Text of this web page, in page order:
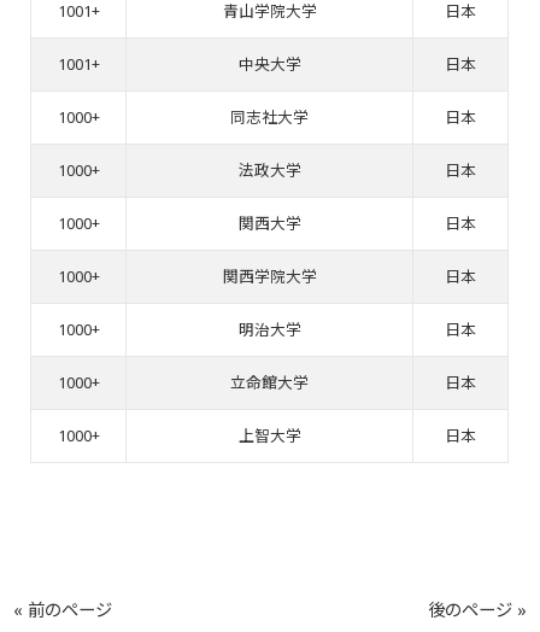
1001+ 青山学院大学 日本
1001+ 中央大学 日本
1000+ 同志社大学 日本
1000+ 法政大学 日本
1000+ 関西大学 日本
1000+ 関西学院大学 日本
1000+ 明治大学 日本
1000+ 立命館大学 日本
1000+ 上智大学 日本
« 前のページ 後のページ »